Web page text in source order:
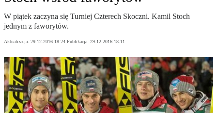
W piątek zaczyna się Turniej Czterech Skoczni. Kamil Stoch
jednym z faworytów.
Aktualizacja: 29.12.2016 18:24 Publikacja: 29.12.2016 18:11